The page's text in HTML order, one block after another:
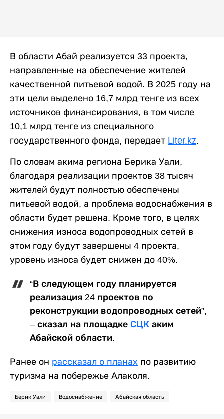
В области Абай реализуется 33 проекта,
направленные на обеспечение жителей
качественной питьевой водой. В 2025 году на
эти цели выделено 16,7 млрд тенге из всех
источников финансирования, в том числе
10,1 млрд тенге из специального
государственного фонда, передает Liter.kz.
По словам акима региона Берика Уали,
благодаря реализации проектов 38 тысяч
жителей будут полностью обеспечены
питьевой водой, а проблема водоснабжения в
области будет решена. Кроме того, в целях
снижения износа водопроводных сетей в
этом году будут завершены 4 проекта,
уровень износа будет снижен до 40%.
“В следующем году планируется
реализация 24 проектов по
реконструкции водопроводных сетей”,
– сказал на площадке СЦК аким
Абайской области.
Ранее он рассказал о планах по развитию
туризма на побережье Алаколя.
Берик Уали Водоснабжение Абайская область